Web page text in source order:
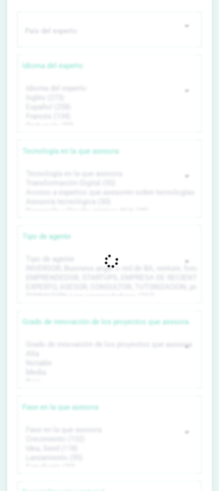
Idioma del experto
Tecnología en la que asesora
Tipo de agente
Grado de innovación de los proyectos que asesora
Fase en la que asesora